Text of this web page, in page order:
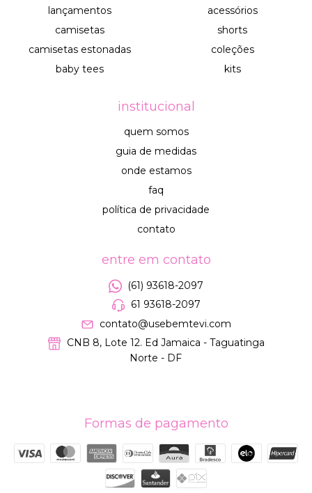
lançamentos
camisetas
camisetas estonadas
baby tees
acessórios
shorts
coleções
kits
institucional
quem somos
guia de medidas
onde estamos
faq
política de privacidade
contato
entre em contato
(61) 93618-2097
61 93618-2097
contato@usebemtevi.com
CNB 8, Lote 12. Ed Jamaica - Taguatinga
Norte - DF
Formas de pagamento